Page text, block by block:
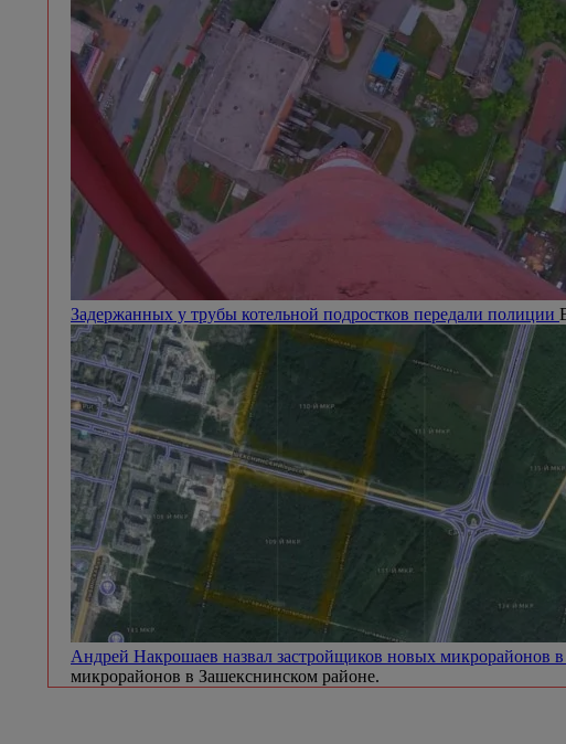
Задержанных у трубы котельной подростков передали полиции
Андрей Накрошаев назвал застройщиков новых микрорайонов
микрорайонов в Зашекснинском районе.